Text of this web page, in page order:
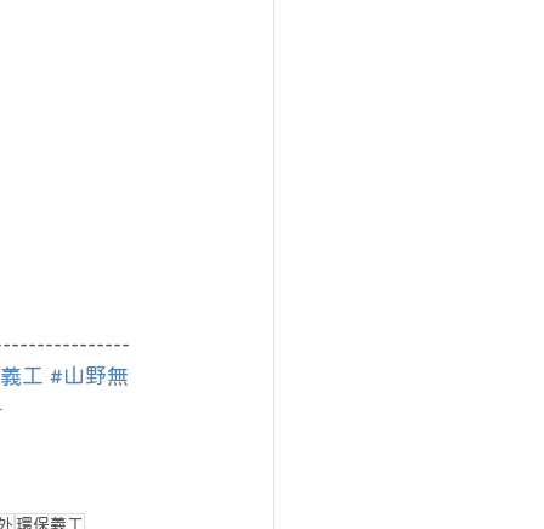
工 #山野無
環保義工